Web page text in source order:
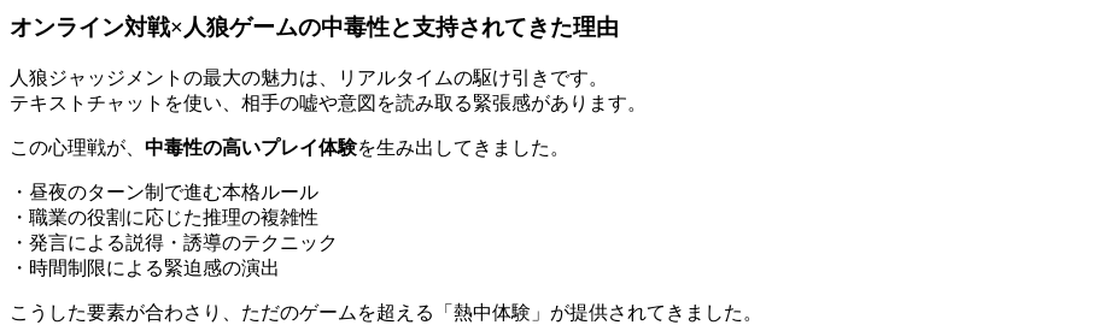
オンライン対戦×人狼ゲームの中毒性と支持されてきた理由
人狼ジャッジメントの最大の魅力は、リアルタイムの駆け引きです。
テキストチャットを使い、相手の嘘や意図を読み取る緊張感があります。
この心理戦が、 中毒性の高いプレイ体験を生み出してきました。
・昼夜のターン制で進む本格ルール
・職業の役割に応じた推理の複雑性
・発言による説得・誘導のテクニック
・時間制限による緊迫感の演出
こうした要素が合わさり、ただのゲームを超える「熱中体験」が提供されてきました。